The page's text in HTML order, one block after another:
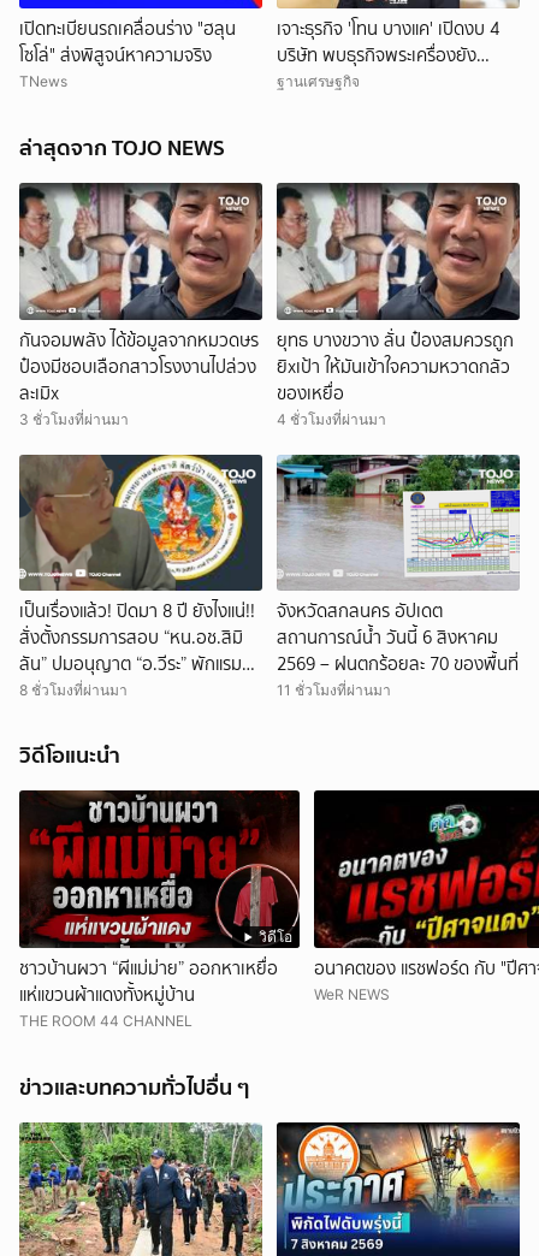
เปิดทะเบียนรถเคลื่อนร่าง "ฮลุน
โซโล่" ส่งพิสูจน์หาความจริง
TNews
เจาะธุรกิจ 'โทน บางแค' เปิดงบ 4
บริษัท พบธุรกิจพระเครื่องยัง
ขาดทุน
ฐานเศรษฐกิจ
ล่าสุดจาก TOJO NEWS
กันจอมพลัง ได้ข้อมูลจากหมวดษร
ป๋องมีชอบเลือกสาวโรงงานไปล่วง
ละเมิx
3 ชั่วโมงที่ผ่านมา
ยุทธ บางขวาง ลั่น ป๋องสมควรถูก
ยิxเป้า ให้มันเข้าใจความหวาดกลัว
ของเหยื่อ
4 ชั่วโมงที่ผ่านมา
เป็นเรื่องแล้ว! ปิดมา 8 ปี ยังไงแน่!!
สั่งตั้งกรรมการสอบ “หน.อช.สิมิ
ลัน” ปมอนุญาต “อ.วีระ” พักแรม
ฝ่าฝืน?
8 ชั่วโมงที่ผ่านมา
จังหวัดสกลนคร อัปเดต
สถานการณ์น้ำ วันนี้ 6 สิงหาคม
2569 – ฝนตกร้อยละ 70 ของพื้นที่
11 ชั่วโมงที่ผ่านมา
วิดีโอแนะนำ
วิดีโอ
ชาวบ้านผวา “ผีแม่ม่าย” ออกหาเหยื่อ
แห่แขวนผ้าแดงทั้งหมู่บ้าน
THE ROOM 44 CHANNEL
อนาคตของ แรชฟอร์ด กับ "ปีศา
WeR NEWS
ข่าวและบทความทั่วไปอื่น ๆ
ยกเลิก